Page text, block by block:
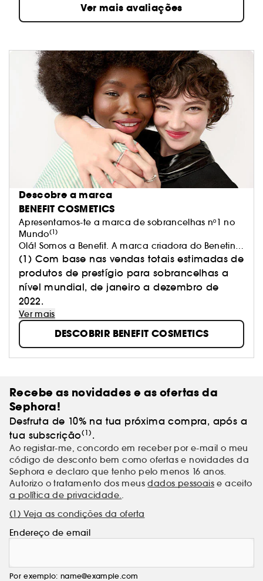
Ver mais avaliações
Descobre a marca
BENEFIT COSMETICS
Apresentamos-te a marca de sobrancelhas nº1 no
Mundo(1)
Olá! Somos a Benefit. A marca criadora do Benetint,
The POREfessional, BADgal BANG! e provavelmente
de, pelo menos, um produto de sobrancelhas da
tua bolsa de maquilhagem.
Acreditamos que a beleza deve elevar-nos e fazer-
nos sentir bem. Porque sentirmo-nos bem fica-nos
bem.
(1) Com base nas vendas totais estimadas de
produtos de prestígio para sobrancelhas a
nível mundial, de janeiro a dezembro de
2022.
Ver mais
DESCOBRIR BENEFIT COSMETICS
Recebe as novidades e as ofertas da
Sephora!
Desfruta de 10% na tua próxima compra, após a
tua subscrição(1) .
Ao registar-me, concordo em receber por e-mail o meu
código de desconto bem como ofertas e novidades da
Sephora e declaro que tenho pelo menos 16 anos.
Autorizo o tratamento dos meusdados pessoais e aceito
a política de privacidade..
(1) Veja as condições da oferta
Endereço de email
Por exemplo: name@example.com